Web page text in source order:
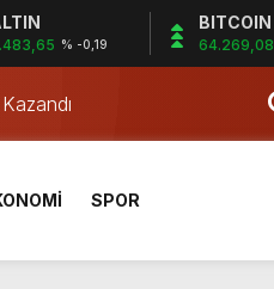
% -0,19
BITCOIN
64.269,08
SPOR